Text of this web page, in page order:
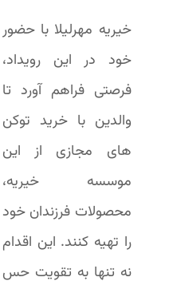
خیریه مهرلیلا با حضور
خود در این رویداد،
فرصتی فراهم آورد تا
والدین با خرید توکن
های مجازی از این
موسسه خیریه،
محصولات فرزندان خود
را تهیه کنند. این اقدام
نه تنها به تقویت حس